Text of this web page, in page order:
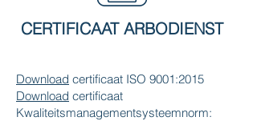
CERTIFICAAT ARBODIENST
Download certificaat ISO 9001:2015
Download certificaat
Kwaliteitsmanagementsysteemnorm: